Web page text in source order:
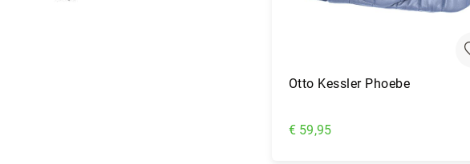
Otto Kessler Phoebe
€ 59,95